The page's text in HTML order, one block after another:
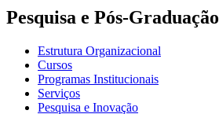
Pesquisa e Pós-Graduação
Estrutura Organizacional
Cursos
Programas Institucionais
Serviços
Pesquisa e Inovação